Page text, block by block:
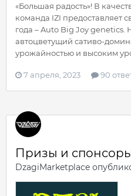
«Большая радость»! В
команда IZI предоставляет
года – Auto Big Joy genetics.
автоцветущий сативо-
урожайностью и высоким
7 апреля, 2023 90
Призы и
DzagiMarketplace